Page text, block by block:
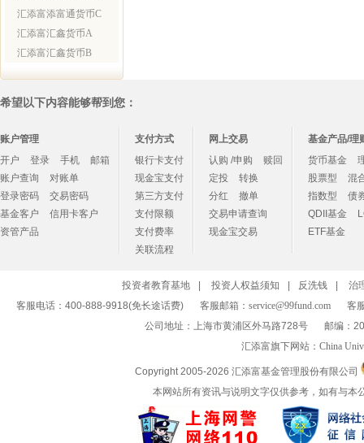
汇添富添富通货币C
汇添富汇鑫货币A
汇添富汇鑫货币B
希望以下内容能够帮到您：
账户管理
开户
登录 手机
邮箱
账户查询
对账单
登录密码
交易密码
基金客户
信用卡客户
资管产品
支付方式
银行卡支付
现金宝支付
第三方支付
支付限额
支付费率
关联流程
网上交易
认购 /申购
赎回
定投
转换
分红
撤单
交易申请查询
现金宝交易
基金产品/理
货币基金
股票型
混
指数型
债
QDII基金
ETF基金
投资者教育基地 投资人权益须知 反洗钱
治
客服电话：400-888-9918(免长途话费)
客服邮箱： service@99fund.com
客
公司地址：上海市黄浦区外马路728号
邮编：
汇添富旗下网站： China
Copyright 2005-2026 汇添富基金管理股份有限公司
本网站所有资讯与说明文字仅供参考，如有与本